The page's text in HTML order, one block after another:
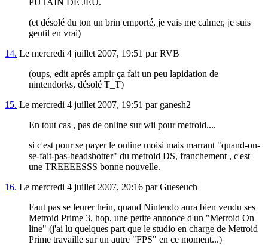
(et désolé du ton un brin emporté, je vais me calmer, je suis
gentil en vrai)
14. Le mercredi 4 juillet 2007, 19:51 par RVB
(oups, edit aprés ampir ça fait un peu lapidation de
nintendorks, désolé T_T)
15. Le mercredi 4 juillet 2007, 19:51 par ganesh2
En tout cas , pas de online sur wii pour metroid....
si c'est pour se payer le online moisi mais marrant "quand-on-
se-fait-pas-headshotter" du metroid DS, franchement , c'est
une TREEEESSS bonne nouvelle.
16. Le mercredi 4 juillet 2007, 20:16 par Gueseuch
Faut pas se leurer hein, quand Nintendo aura bien vendu ses
Metroid Prime 3, hop, une petite annonce d'un "Metroid On
line" (j'ai lu quelques part que le studio en charge de Metroid
Prime travaille sur un autre "FPS" en ce moment...)